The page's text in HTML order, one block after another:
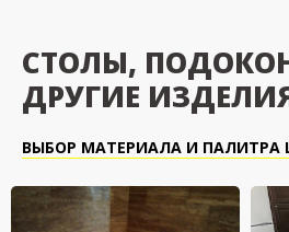
СТОЛЫ,
ДРУГИЕ
ВЫБОР МАТЕРИАЛА И ПАЛИТРА